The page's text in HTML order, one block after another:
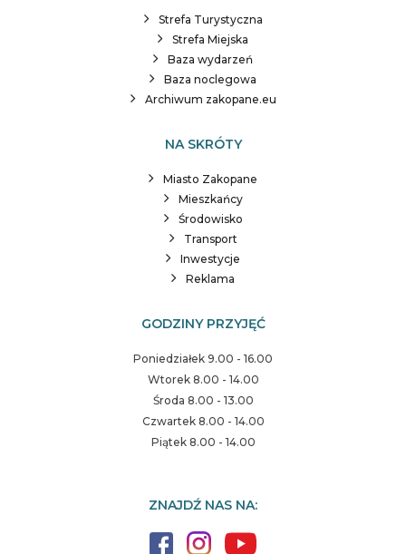
Strefa Turystyczna
Strefa Miejska
Baza wydarzeń
Baza noclegowa
Archiwum zakopane.eu
NA SKRÓTY
Miasto Zakopane
Mieszkańcy
Środowisko
Transport
Inwestycje
Reklama
GODZINY PRZYJĘĆ
Poniedziałek 9.00 - 16.00
Wtorek 8.00 - 14.00
Środa 8.00 - 13.00
Czwartek 8.00 - 14.00
Piątek 8.00 - 14.00
ZNAJDŹ NAS NA: